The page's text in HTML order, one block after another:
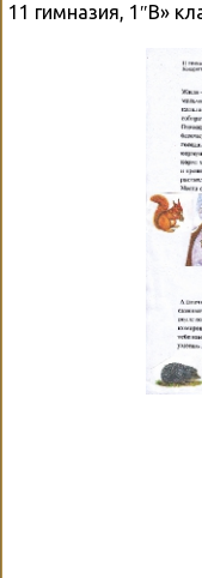
11 гимназия, 1″В»